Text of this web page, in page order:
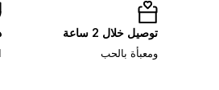
توصيل خلال 2 ساعة
ومعبأة بالحب